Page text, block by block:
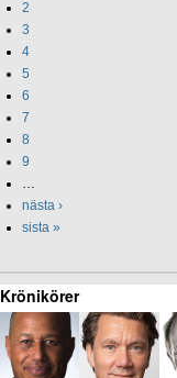
2
3
4
5
6
7
8
9
…
nästa ›
sista »
Krönikörer